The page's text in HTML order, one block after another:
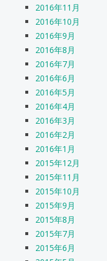
2016年11月
2016年10月
2016年9月
2016年8月
2016年7月
2016年6月
2016年5月
2016年4月
2016年3月
2016年2月
2016年1月
2015年12月
2015年11月
2015年10月
2015年9月
2015年8月
2015年7月
2015年6月